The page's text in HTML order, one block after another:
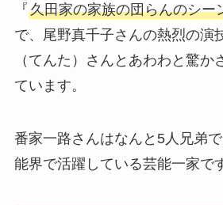
『久田家の家族の団らんのシー
で、尾野真千子さんの熱烈の演
（てんた）さんとあわわと驚か
ています。
番家一路さんはなんと5人兄弟
能界で活躍している芸能一家で